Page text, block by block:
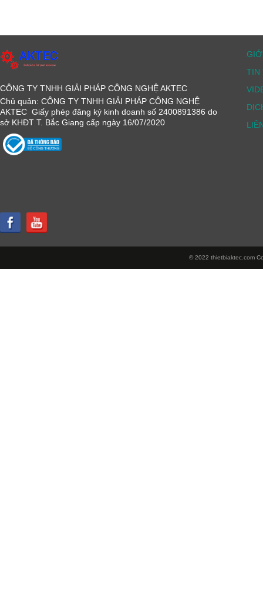
CÔNG TY TNHH GIẢI PHÁP CÔNG NGHỆ AKTEC
Chủ quản: CÔNG TY TNHH GIẢI PHÁP CÔNG NGHỆ
AKTEC Giấy phép đăng ký kinh doanh số 2400891386 do
sở KHĐT T. Bắc Giang cấp ngày 16/07/2020
TIN
© 2022 thietbiaktec.com